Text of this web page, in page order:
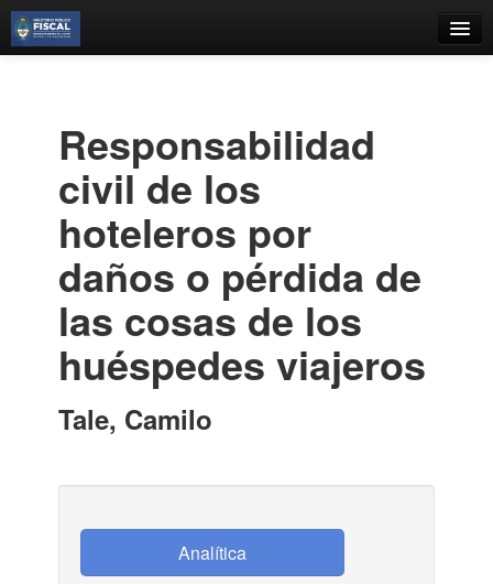
Estantes Virtuales
Contacto
Iniciar sesión
Responsabilidad
civil de los
hoteleros por
daños o pérdida de
las cosas de los
huéspedes viajeros
Tale, Camilo